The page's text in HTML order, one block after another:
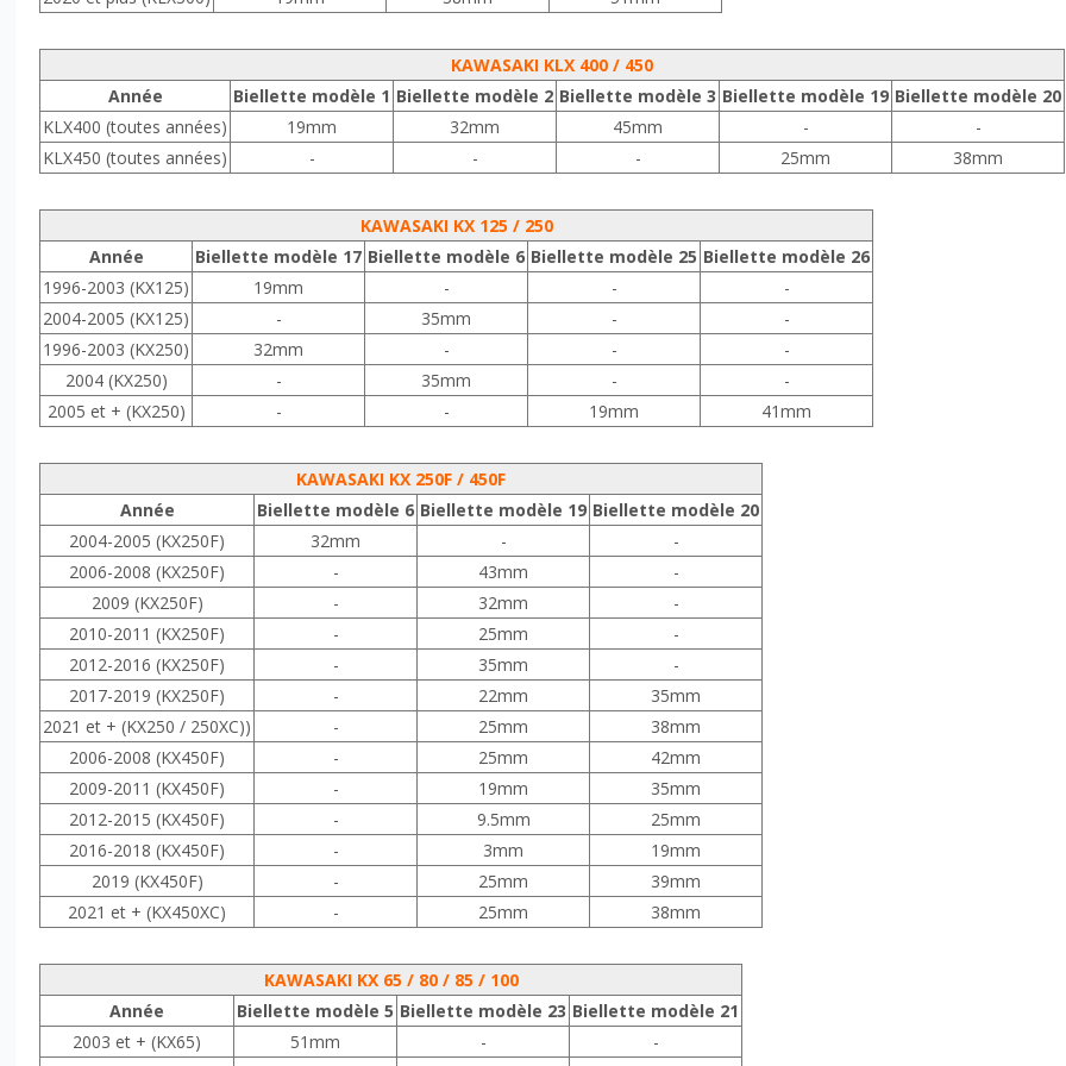
KAWASAKI KLX 400 / 450
Année
Biellette modèle 1 Biellette modèle 2 Biellette modèle 3 Biellette modèle 19 Biellette modèle 20
KLX400 (toutes années)
19mm 32mm 45mm -
-
KLX450 (toutes années)
- - - 25mm 38mm
KAWASAKI KX 125 / 250
Année
Biellette modèle 17 Biellette modèle 6 Biellette modèle 25 Biellette modèle 26
1996-2003 (KX125)
19mm - -
-
2004-2005 (KX125)
- 35mm -
-
1996-2003 (KX250)
32mm - -
-
2004 (KX250)
- 35mm -
-
2005 et + (KX250)
- - 19mm 41mm
KAWASAKI KX 250F / 450F
Année
Biellette modèle 6 Biellette modèle 19 Biellette modèle 20
2004-2005 (KX250F)
32mm -
-
2006-2008 (KX250F)
- 43mm
-
2009 (KX250F)
- 32mm
-
2010-2011 (KX250F)
- 25mm
-
2012-2016 (KX250F)
- 35mm
-
2017-2019 (KX250F)
- 22mm
35mm
2021 et + (KX250 / 250XC))
- 25mm
38mm
2006-2008 (KX450F)
- 25mm
42mm
2009-2011 (KX450F)
- 19mm
35mm
2012-2015 (KX450F)
- 9.5mm
25mm
2016-2018 (KX450F)
- 3mm
19mm
2019 (KX450F)
- 25mm
39mm
2021 et + (KX450XC)
- 25mm 38mm
KAWASAKI KX 65 / 80 / 85 / 100
Année
Biellette modèle 5 Biellette modèle 23 Biellette modèle 21
2003 et + (KX65)
51mm -
-